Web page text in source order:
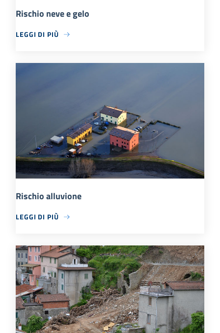
Rischio neve e gelo
LEGGI DI PIÙ
Rischio alluvione
LEGGI DI PIÙ